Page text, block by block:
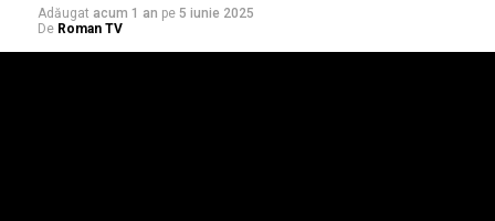
Adăugat acum 1 an pe 5 iunie 2025
De Roman TV